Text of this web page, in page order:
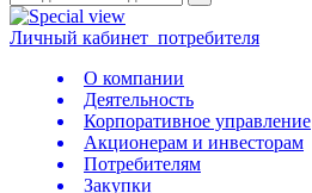
Личный кабинет потребителя
О компании
Деятельность
Корпоративное управление
Акционерам и инвесторам
Потребителям
Закупки